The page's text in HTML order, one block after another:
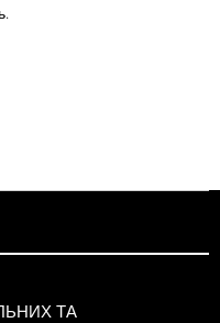
ТА